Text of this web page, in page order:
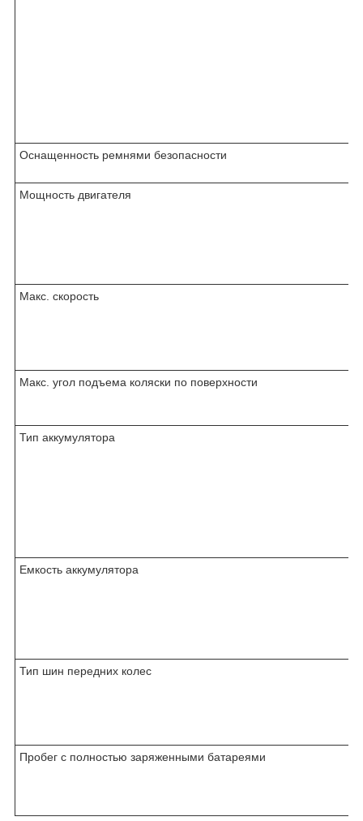
Оснащенность ремнями безопасности
Мощность двигателя
Макс. скорость
Макс. угол подъема коляски по поверхности
Тип аккумулятора
Емкость аккумулятора
Тип шин передних колес
Пробег с полностью заряженными батареями